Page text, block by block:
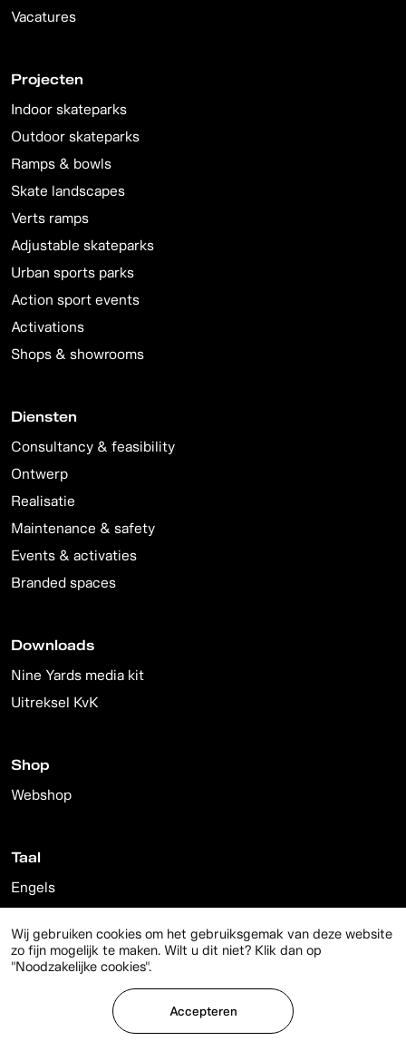
Vacatures
Projecten
Indoor skateparks
Outdoor skateparks
Ramps & bowls
Skate landscapes
Verts ramps
Adjustable skateparks
Urban sports parks
Action sport events
Activations
Shops & showrooms
Diensten
Consultancy & feasibility
Ontwerp
Realisatie
Maintenance & safety
Events & activaties
Branded spaces
Downloads
Nine Yards media kit
Uitreksel KvK
Shop
Webshop
Taal
Engels
Wij gebruiken cookies om het gebruiksgemak van deze website
zo fijn mogelijk te maken. Wilt u dit niet? Klik dan op
"Noodzakelijke cookies".
Accepteren